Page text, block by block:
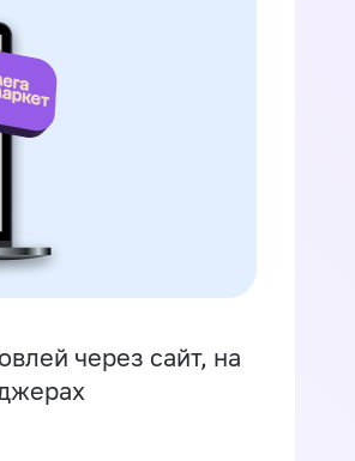
через сайт, на